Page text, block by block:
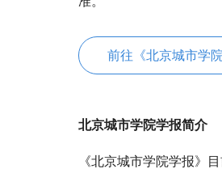
前往《北京城市学
北京城市学院学报简介
《北京城市学院学报》